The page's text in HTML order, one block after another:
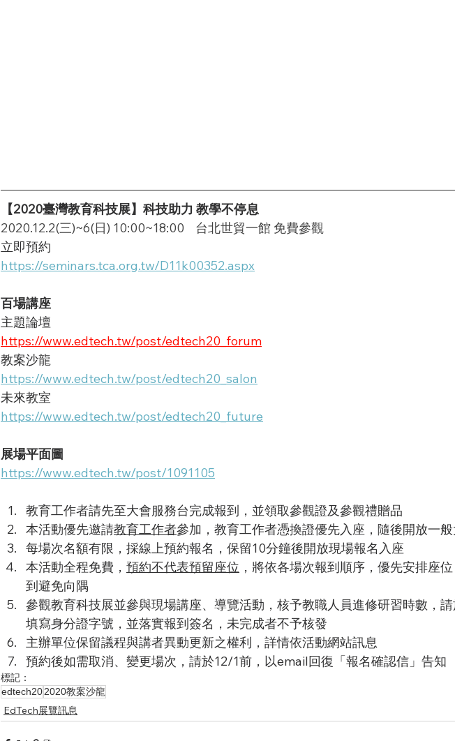
【2020臺灣教育科技展】科技助力 教學不停息
2020.12.2(三)~6(日) 10:00~18:00    台北世貿一館 免費參觀
立即預約
https://seminars.tca.org.tw/D11k00352.aspx
百場講座
主題論壇
https://www.edtech.tw/post/edtech20_forum
教案沙龍
https://www.edtech.tw/post/edtech20_salon
未來教室
https://www.edtech.tw/post/edtech20_future
展場平面圖
https://www.edtech.tw/post/1091105
教育工作者請先至大會服務台完成報到，並領取參觀證及參觀禮贈品
本活動優先邀請教育工作者參加，教育工作者憑換證優先入座，隨後開放一
每場次名額有限，採線上預約報名，保留10分鐘後開放現場報名入座
本活動全程免費， 預約不代表預留座位 ，將依各場次報到順序，優先安排座
到避免向隅
參觀教育科技展並參與現場講座、導覽活動，​核予教職人員進修研習時數，
填寫身分證字號，並落實報到簽名，未完成者不予核發
主辦單位保留議程與講者異動更新之權利，詳情依活動網站訊息
預約後如需取消、變更場次，請於12/1前，以email回復「報名確認信」告知
標記：
edtech202020教案沙龍
EdTech展覽訊息